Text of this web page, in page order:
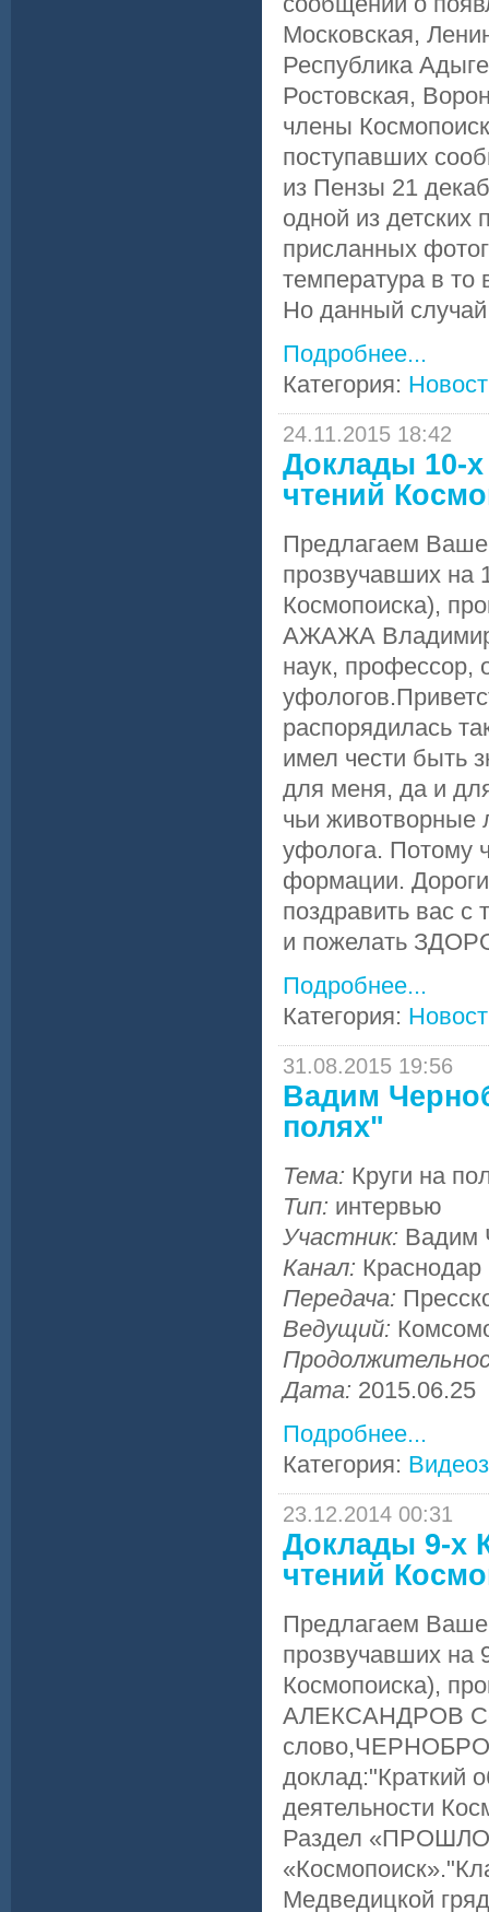
Московская,
Республика
Ростовская,
члены
поступавших
из Пензы 21
одной из
присланных
температура в
Но данный
Подробнее...
Категория:
24.11.2015 18:42
Доклады 10-х
чтений
Предлагаем
прозвучавших на
Космопоиска),
АЖАЖА Владимир
наук, профессор,
распорядилась
имел чести быть
для меня, да и
чьи животворные
уфолога. Потому
формации.
поздравить вас
и пожелать
Подробнее...
Категория:
31.08.2015 19:56
Вадим
полях"
Тема: Круги на
Тип: интервью
Участник: Вадим
Канал: Краснодар
Передача:
Ведущий:
Дата: 2015.06.25
Подробнее...
Категория:
23.12.2014 00:31
Доклады 9-х
чтений
Предлагаем
прозвучавших на
Космопоиска),
АЛЕКСАНДРОВ
доклад:"Краткий
деятельности
Раздел
Медведицкой